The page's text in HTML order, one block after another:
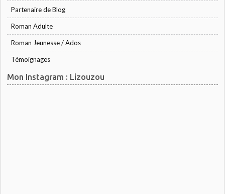
Partenaire de Blog
Roman Adulte
Roman Jeunesse / Ados
Témoignages
Mon Instagram : Lizouzou